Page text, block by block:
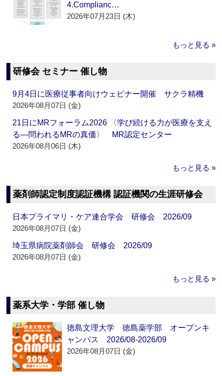
4.Complianc…
2026年07月23日 (木)
もっと見る »
研修会 セミナー 催し物
9月4日に医療従事者向けウェビナー開催 サクラ精機
2026年08月07日 (金)
21日にMRフォーラム2026 〈学び続ける力が医療を支え
る―問われるMRの真価〉 MR認定センター
2026年08月06日 (木)
もっと見る »
薬剤師認定制度認証機構 認証機関の生涯研修会
日本プライマリ・ケア連合学会 研修会 2026/09
2026年08月07日 (金)
埼玉県病院薬剤師会 研修会 2026/09
2026年08月07日 (金)
もっと見る »
薬系大学・学部 催し物
徳島文理大学 徳島薬学部 オープンキ
ャンパス 2026/08-2026/09
2026年08月07日 (金)